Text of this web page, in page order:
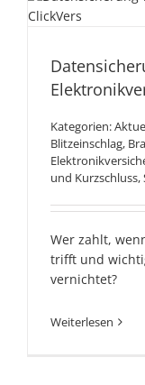
Kategorien:
Blitzeinschlag,
und Kurzschluss,
Wer zahlt,
trifft und
vernichtet?
Weiterlesen